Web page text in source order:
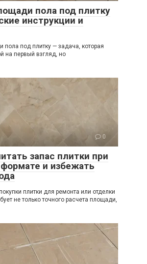
пола под плитку
инструкции и
пола под плитку — задача, которая
на первый взгляд, но
0
запас плитки при
и избежать
плитки для ремонта или отделки
не только точного расчета площади,